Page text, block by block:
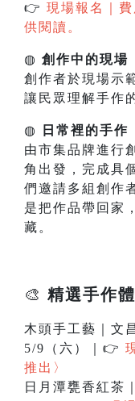
👉 現場報名｜
供閱讀。
◍ 創作中的現場
創作者於現場示
讓民眾理解手作
◍
日常裡的手作
由市集品牌進行
角出發，完成具
們邀請多組創作
是把作品帶回家
藏。
🎨 精選手作
木頭手工藝｜文
5/9（六）｜👉
推出〉
日月潭甕香紅茶